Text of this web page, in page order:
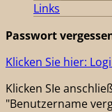
Links
Passwort
Klicken Sie hier:
Klicken SIe
"Benutzername